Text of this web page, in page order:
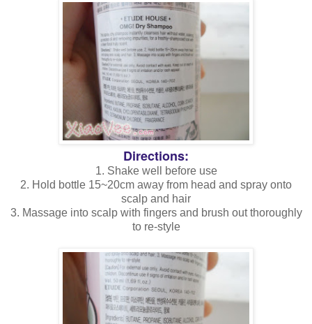
Directions:
1. Shake well before use
2. Hold bottle 15~20cm away from head and spray onto
scalp and hair
3. Massage into scalp with fingers and brush out thoroughly
to re-style